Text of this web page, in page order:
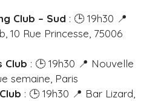
Club – Sud : 🕒 19h30 📍
10 Rue Princesse, 75006
Club : 🕒 19h30 📍 Nouvelle
semaine, Paris
: 🕒 19h30 📍 Bar Lizard,